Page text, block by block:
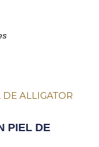
PIEL DE